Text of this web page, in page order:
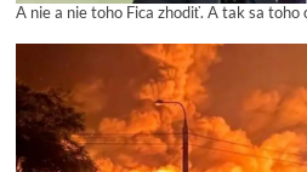
A nie a nie toho Fica zhodiť. A tak sa toho